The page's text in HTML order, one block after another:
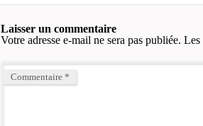
Laisser un commentaire
Votre adresse e-mail ne sera pas publiée. Les
Commentaire *